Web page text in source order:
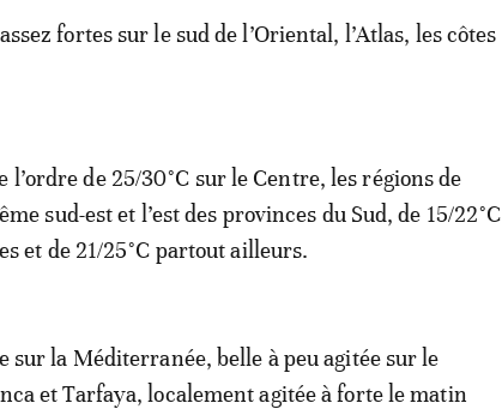
fortes sur le sud de l’Oriental, l’Atlas, les côtes
de 25/30°C sur le Centre, les régions de
sud-est et l’est des provinces du Sud, de 15/22°C
et de 21/25°C partout ailleurs.
sur la Méditerranée, belle à peu agitée sur le
et Tarfaya, localement agitée à forte le matin